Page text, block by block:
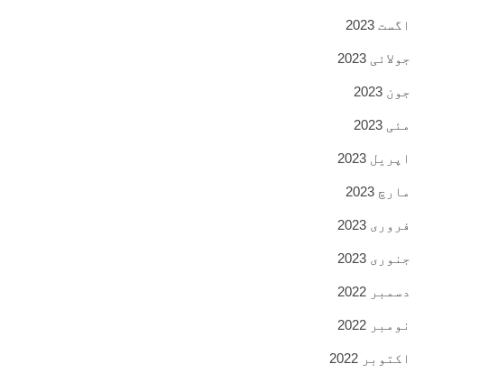
اگست 2023
جولائی 2023
جون 2023
مئی 2023
اپریل 2023
مارچ 2023
فروری 2023
جنوری 2023
دسمبر 2022
نومبر 2022
اکتوبر 2022